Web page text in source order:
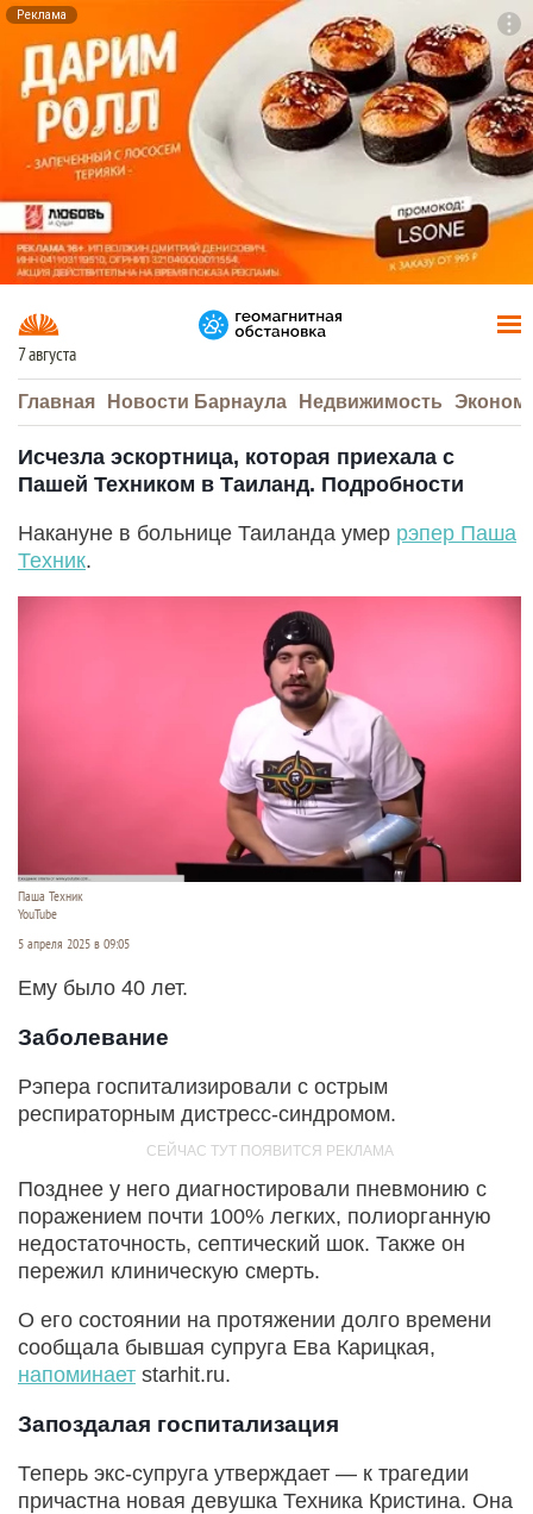
Реклама
7 августа
Главная Новости Барнаула Недвижимость
Исчезла эскортница, которая приехала с
Пашей Техником в Таиланд. Подробности
Накануне в больнице Таиланда умер рэпер Паша
Техник.
Паша Техник
YouTube
5 апреля 2025 в 09:05
Ему было 40 лет.
Заболевание
Рэпера госпитализировали с острым
респираторным дистресс-синдромом.
Позднее у него диагностировали пневмонию с
поражением почти 100% легких, полиорганную
недостаточность, септический шок. Также он
пережил клиническую смерть.
О его состоянии на протяжении долго времени
сообщала бывшая супруга Ева Карицкая,
напоминает starhit.ru.
Запоздалая госпитализация
Теперь экс-супруга утверждает — к трагедии
причастна новая девушка Техника Кристина. Она